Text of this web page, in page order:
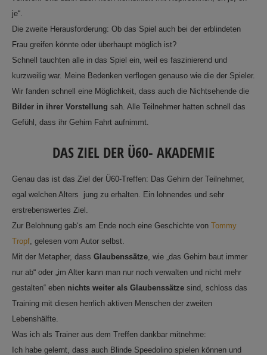
je“.
Die zweite Herausforderung: Ob das Spiel auch bei der erblindeten
Frau greifen könnte oder überhaupt möglich ist?
Schnell tauchten alle in das Spiel ein, weil es faszinierend und
kurzweilig war. Meine Bedenken verflogen genauso wie die der Spieler.
Wir fanden schnell eine Möglichkeit, dass auch die Nichtsehende die
Bilder in ihrer Vorstellung sah. Alle Teilnehmer hatten schnell das
Gefühl, dass ihr Gehirn Fahrt aufnimmt.
DAS ZIEL DER Ü60- AKADEMIE
Genau das ist das Ziel der Ü60-Treffen: Das Gehirn der Teilnehmer,
egal welchen Alters jung zu erhalten. Ein lohnendes und sehr
erstrebenswertes Ziel.
Zur Belohnung gab‘s am Ende noch eine Geschichte von Tommy
Tropf , gelesen vom Autor selbst.
Mit der Metapher, dass Glaubenssätze , wie „das Gehirn baut immer
nur ab“ oder „im Alter kann man nur noch verwalten und nicht mehr
gestalten“ eben nichts weiter als Glaubenssätze sind, schloss das
Training mit diesen herrlich aktiven Menschen der zweiten
Lebenshälfte.
Was ich als Trainer aus dem Treffen dankbar mitnehme:
Ich habe gelernt, dass auch Blinde Speedolino spielen können und